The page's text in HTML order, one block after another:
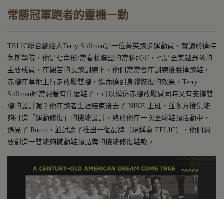
常勝冠軍跑者的靈機一動
TELIC聯合創始人Terry Stillman是一位菁英跑步運動員，就讀於達特
茅斯學院，他是七角形/常春藤聯盟的常勝冠軍，也是全美越野隊的
主要成員，在艱苦的長跑訓練下，他們常常會在訓練後脫掉跑鞋，
赤腳在草地上行走放鬆雙腳，進而達到身體恢復的效果，Terry
Stillman經常想著有什麼鞋子，可以模仿赤腳放鬆感同時又有支撐雙
腳的設計呢？他在跑者生涯結束後去了 NIKE 上班，並多方搜集能
夠打造「運動修復」的機能設計，終於他在一次全球鞋類活動中，
遇見了 Rocco，並討論了推出一個品牌（現稱為 TELIC），他們想
要創造一雙能夠撼動鞋類品牌的機能修復鞋款。